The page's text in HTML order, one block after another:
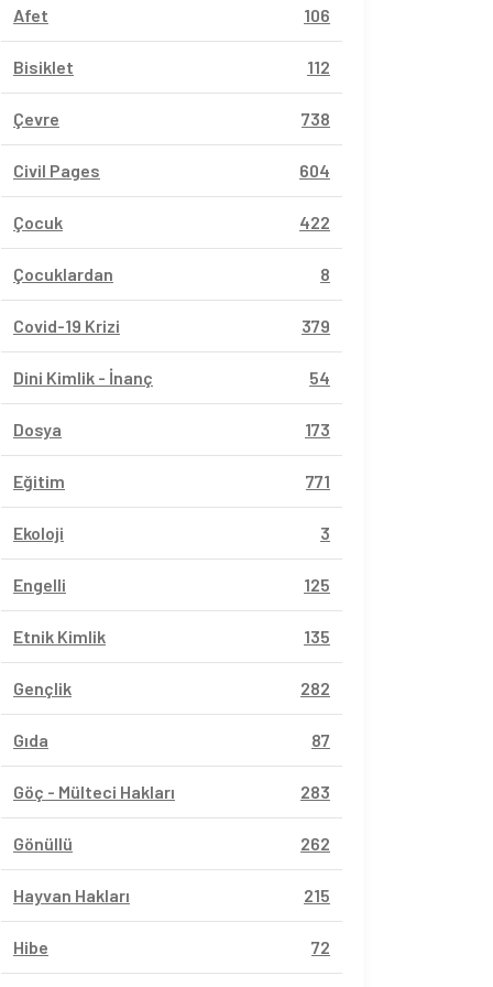
Afet 106
Bisiklet 112
Çevre 738
Civil Pages 604
Çocuk 422
Çocuklardan 8
Covid-19 Krizi 379
Dini Kimlik - İnanç 54
Dosya 173
Eğitim 771
Ekoloji 3
Engelli 125
Etnik Kimlik 135
Gençlik 282
Gıda 87
Göç - Mülteci Hakları 283
Gönüllü 262
Hayvan Hakları 215
Hibe 72